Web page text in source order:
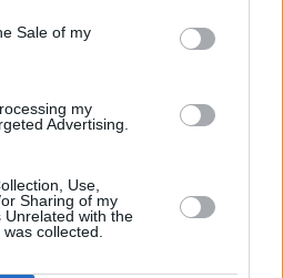
Sale of my
my
Advertising.
Use,
Sharing of my
Unrelated with the
collected.
Hilfe in einer Familienangelegenheit
als er entdeckt, wo Will wirklich
isolierten Bauernfamilie des Mordes
Will der Einzige, der ihn erreichen
Seiten des jungen Pfarrers...